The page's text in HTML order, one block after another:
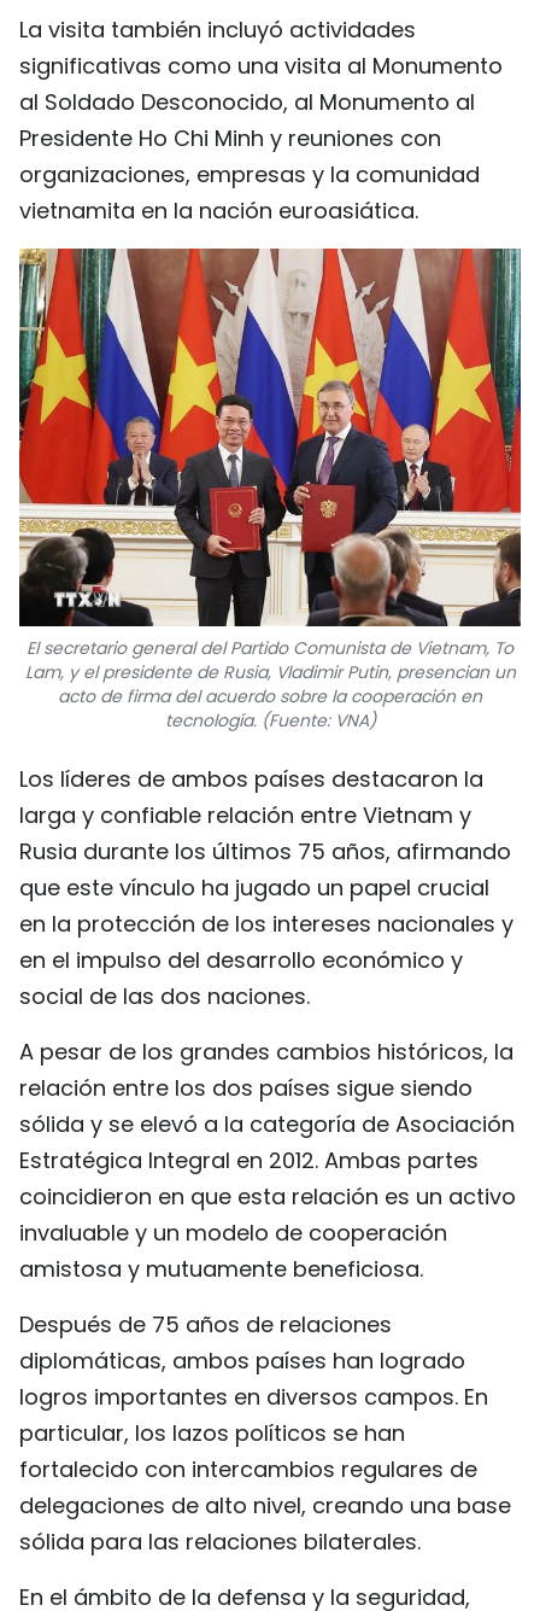
La visita también incluyó actividades
significativas como una visita al Monumento
al Soldado Desconocido, al Monumento al
Presidente Ho Chi Minh y reuniones con
organizaciones, empresas y la comunidad
vietnamita en la nación euroasiática.
El secretario general del Partido Comunista de Vietnam, To
Lam, y el presidente de Rusia, Vladimir Putin, presencian un
acto de firma del acuerdo sobre la cooperación en
tecnología. (Fuente: VNA)
Los líderes de ambos países destacaron la
larga y confiable relación entre Vietnam y
Rusia durante los últimos 75 años, afirmando
que este vínculo ha jugado un papel crucial
en la protección de los intereses nacionales y
en el impulso del desarrollo económico y
social de las dos naciones.
A pesar de los grandes cambios históricos, la
relación entre los dos países sigue siendo
sólida y se elevó a la categoría de Asociación
Estratégica Integral en 2012. Ambas partes
coincidieron en que esta relación es un activo
invaluable y un modelo de cooperación
amistosa y mutuamente beneficiosa.
Después de 75 años de relaciones
diplomáticas, ambos países han logrado
logros importantes en diversos campos. En
particular, los lazos políticos se han
fortalecido con intercambios regulares de
delegaciones de alto nivel, creando una base
sólida para las relaciones bilaterales.
En el ámbito de la defensa y la seguridad,